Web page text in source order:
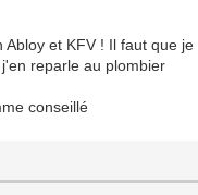
et KFV ! Il faut que
reparle au plombier
conseillé